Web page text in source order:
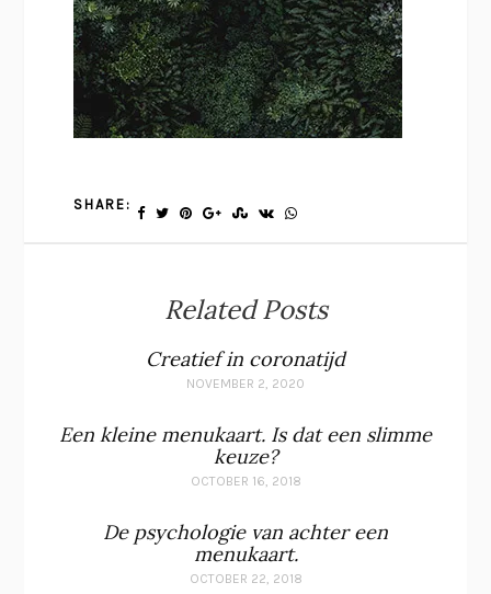
SHARE:
Related Posts
Creatief in coronatijd
NOVEMBER 2, 2020
Een kleine menukaart. Is dat een slimme
keuze?
OCTOBER 16, 2018
De psychologie van achter een
menukaart.
OCTOBER 22, 2018